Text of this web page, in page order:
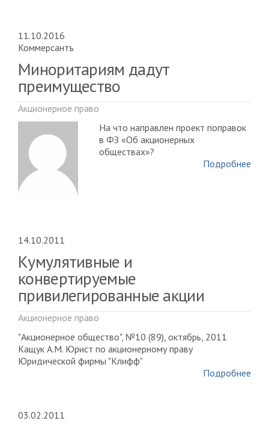
11.10.2016
Коммерсантъ
Миноритариям дадут
преимущество
Акционерное право
На что направлен проект поправок
в ФЗ «Об акционерных
обществах»?
Подробнее
14.10.2011
Кумулятивные и
конвертируемые
привилегированные акции
Акционерное право
"Акционерное общество", №10 (89), октябрь, 2011
Кащук А.М. Юрист по акционерному праву
Юридической фирмы "Клифф"
Подробнее
03.02.2011